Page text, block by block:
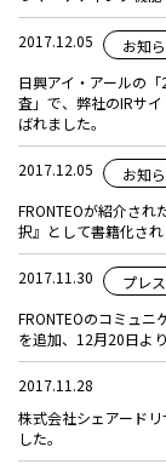
2017.12.05
お知
日興アイ・アールの
査」で、弊社のIRサ
ばれました。
2017.12.05
お知
FRONTEOが紹介され
択』として書籍化さ
2017.11.30
プレ
FRONTEOのコミュニ
を追加、12月20日よ
2017.11.28
株式会社シェアード
した。